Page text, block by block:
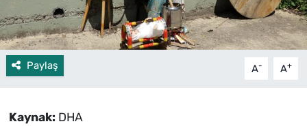
Paylaş A- A+
Kaynak: DHA